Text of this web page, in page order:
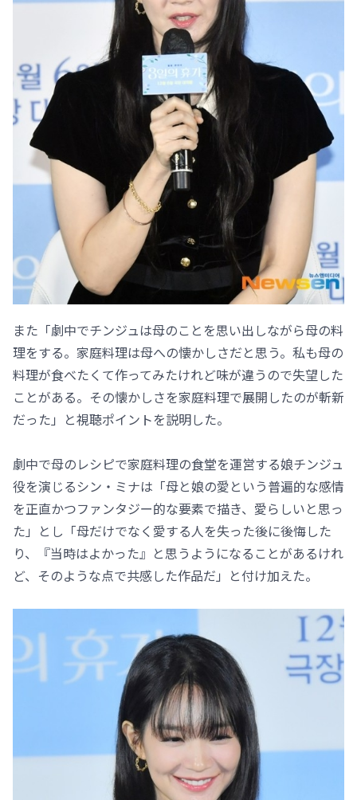
また「劇中でチンジュは母のことを思い出しながら母の料
理をする。家庭料理は母への懐かしさだと思う。私も母の
料理が食べたくて作ってみたけれど味が違うので失望した
ことがある。その懐かしさを家庭料理で展開したのが斬新
だった」と視聴ポイントを説明した。
劇中で母のレシピで家庭料理の食堂を運営する娘チンジュ
役を演じるシン・ミナは「母と娘の愛という普遍的な感情
を正直かつファンタジー的な要素で描き、愛らしいと思っ
た」とし「母だけでなく愛する人を失った後に後悔した
り、『当時はよかった』と思うようになることがあるけれ
ど、そのような点で共感した作品だ」と付け加えた。